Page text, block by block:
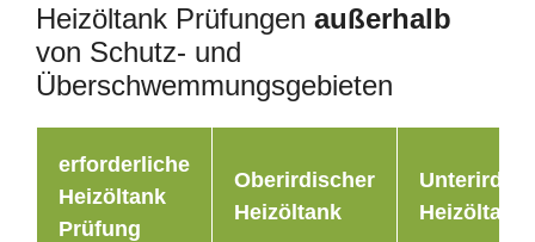
Heizöltank Prüfungen außerhalb
von Schutz- und
Überschwemmungsgebieten
erforderliche
Heizöltank
Prüfung
Oberirdischer
Heizöltank
Heizöltank